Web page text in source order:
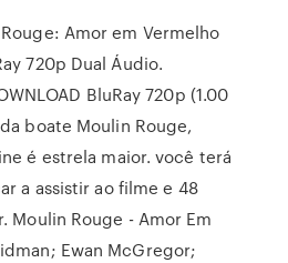
Amor em Vermelho
720p Dual Áudio.
BluRay 720p (1.00
boate Moulin Rouge,
é estrela maior. você terá
a assistir ao filme e 48
Moulin Rouge - Amor Em
Ewan McGregor;